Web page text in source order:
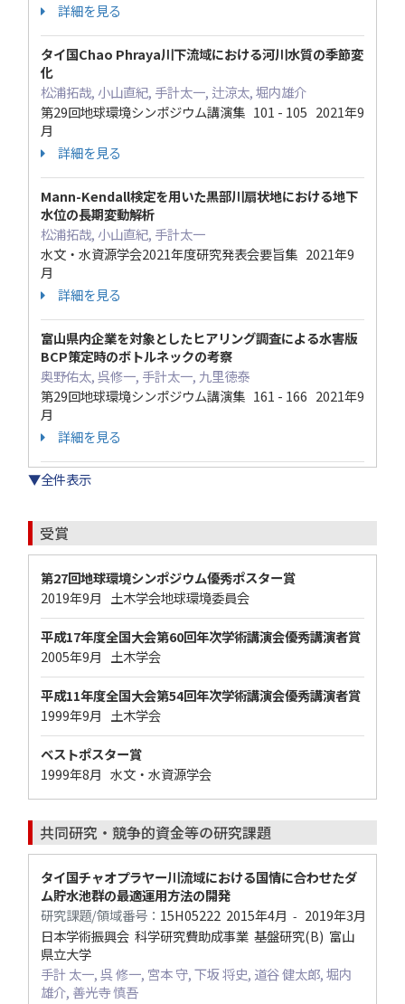
詳細を見る
タイ国Chao Phraya川下流域における河川水質の季節変
化
松浦拓哉, 小山直紀, 手計太一, 辻涼太, 堀内雄介
第29回地球環境シンポジウム講演集 101 - 105 2021年9
月
詳細を見る
Mann-Kendall検定を用いた黒部川扇状地における地下
水位の長期変動解析
松浦拓哉, 小山直紀, 手計太一
水文・水資源学会2021年度研究発表会要旨集 2021年9
月
詳細を見る
富山県内企業を対象としたヒアリング調査による水害版
BCP策定時のボトルネックの考察
奥野佑太, 呉修一, 手計太一, 九里徳泰
第29回地球環境シンポジウム講演集 161 - 166 2021年9
月
詳細を見る
▼全件表示
受賞
第27回地球環境シンポジウム優秀ポスター賞
2019年9月 土木学会地球環境委員会
平成17年度全国大会第60回年次学術講演会優秀講演者賞
2005年9月 土木学会
平成11年度全国大会第54回年次学術講演会優秀講演者賞
1999年9月 土木学会
ベストポスター賞
1999年8月 水文・水資源学会
共同研究・競争的資金等の研究課題
タイ国チャオプラヤー川流域における国情に合わせたダ
ム貯水池群の最適運用方法の開発
研究課題/領域番号： 15H05222 2015年4月 - 2019年3月
日本学術振興会 科学研究費助成事業 基盤研究(B) 富山
県立大学
手計 太一, 呉 修一, 宮本 守, 下坂 将史, 道谷 健太郎, 堀内
雄介, 善光寺 慎吾